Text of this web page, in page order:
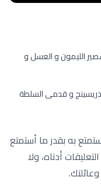
الليمون و العسل و
و قدمى السلطة
به بقدر ما أستمتع
أدناه، ولا